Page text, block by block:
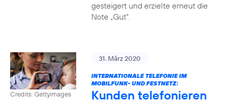
gesteigert und erzielte erneut die
Note „Gut“.
Credits: Gettyimages
31. März 2020
INTERNATIONALE TELEFONIE IM
MOBILFUNK- UND FESTNETZ:
Kunden telefonieren